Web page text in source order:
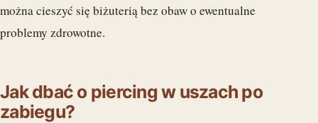
można cieszyć się biżuterią bez obaw o ewentualne
problemy zdrowotne.
Jak dbać o piercing w uszach po
zabiegu?